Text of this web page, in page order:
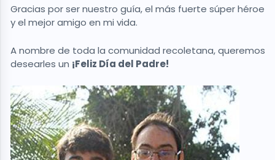
Gracias por ser nuestro guía, el más fuerte súper héroe
y el mejor amigo en mi vida.
A nombre de toda la comunidad recoletana, queremos
desearles un ¡Feliz Día del Padre!